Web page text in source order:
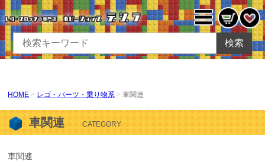
検索
HOME レゴ・パーツ・乗り物系 車関連
車関連 CATEGORY
車関連